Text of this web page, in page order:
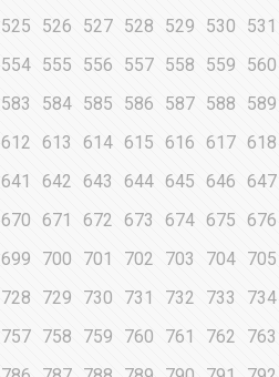
525 526 527 528 529 530 531
554 555 556 557 558 559 560
583 584 585 586 587 588 589
612 613 614 615 616 617 618
641 642 643 644 645 646 647
670 671 672 673 674 675 676
699 700 701 702 703 704 705
728 729 730 731 732 733 734
757 758 759 760 761 762 763